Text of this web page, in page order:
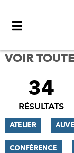
VOIR
FILTRER
RÉSULTATS
34
RÉSULTATS
ATELIER
CONFÉRENCE